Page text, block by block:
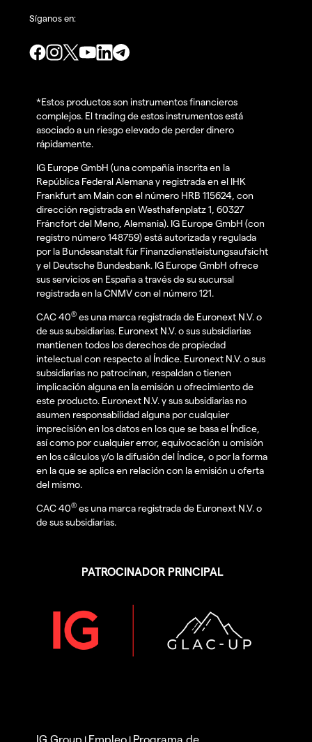
Síganos en:
*Estos productos son instrumentos financieros
complejos. El trading de estos instrumentos está
asociado a un riesgo elevado de perder dinero
rápidamente.
IG Europe GmbH (una compañía inscrita en la
República Federal Alemana y registrada en el IHK
Frankfurt am Main con el número HRB 115624, con
dirección registrada en Westhafenplatz 1, 60327
Fráncfort del Meno, Alemania). IG Europe GmbH (con
registro número 148759) está autorizada y regulada
por la Bundesanstalt für Finanzdienstleistungsaufsicht
y el Deutsche Bundesbank. IG Europe GmbH ofrece
sus servicios en España a través de su sucursal
registrada en la CNMV con el número 121.
CAC 40® es una marca registrada de Euronext N.V. o
de sus subsidiarias. Euronext N.V. o sus subsidiarias
mantienen todos los derechos de propiedad
intelectual con respecto al Índice. Euronext N.V. o sus
subsidiarias no patrocinan, respaldan o tienen
implicación alguna en la emisión u ofrecimiento de
este producto. Euronext N.V. y sus subsidiarias no
asumen responsabilidad alguna por cualquier
imprecisión en los datos en los que se basa el Índice,
así como por cualquier error, equivocación u omisión
en los cálculos y/o la difusión del Índice, o por la forma
en la que se aplica en relación con la emisión u oferta
del mismo.
CAC 40® es una marca registrada de Euronext N.V. o
de sus subsidiarias.
PATROCINADOR PRINCIPAL
IG Group Empleo Programa de